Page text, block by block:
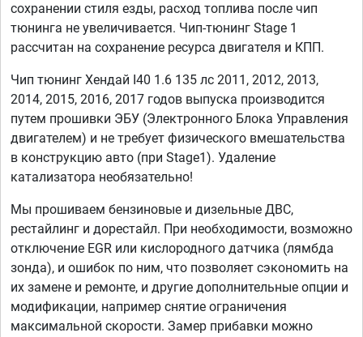
сохранении стиля езды, расход топлива после чип
тюнинга не увеличивается. Чип-тюнинг Stage 1
рассчитан на сохранение ресурса двигателя и КПП.
Чип тюнинг Хендай I40 1.6 135 лс 2011, 2012, 2013,
2014, 2015, 2016, 2017 годов выпуска производится
путем прошивки ЭБУ (Электронного Блока Управления
двигателем) и не требует физического вмешательства
в конструкцию авто (при Stage1). Удаление
катализатора необязательно!
Мы прошиваем бензиновые и дизельные ДВС,
рестайлинг и дорестайл. При необходимости, возможно
отключение EGR или кислородного датчика (лямбда
зонда), и ошибок по ним, что позволяет сэкономить на
их замене и ремонте, и другие дополнительные опции и
модификации, например снятие ограничения
максимальной скорости. Замер прибавки можно